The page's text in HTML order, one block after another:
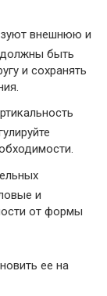
внешнюю и
должны быть
и сохранять
и
от формы
ее на